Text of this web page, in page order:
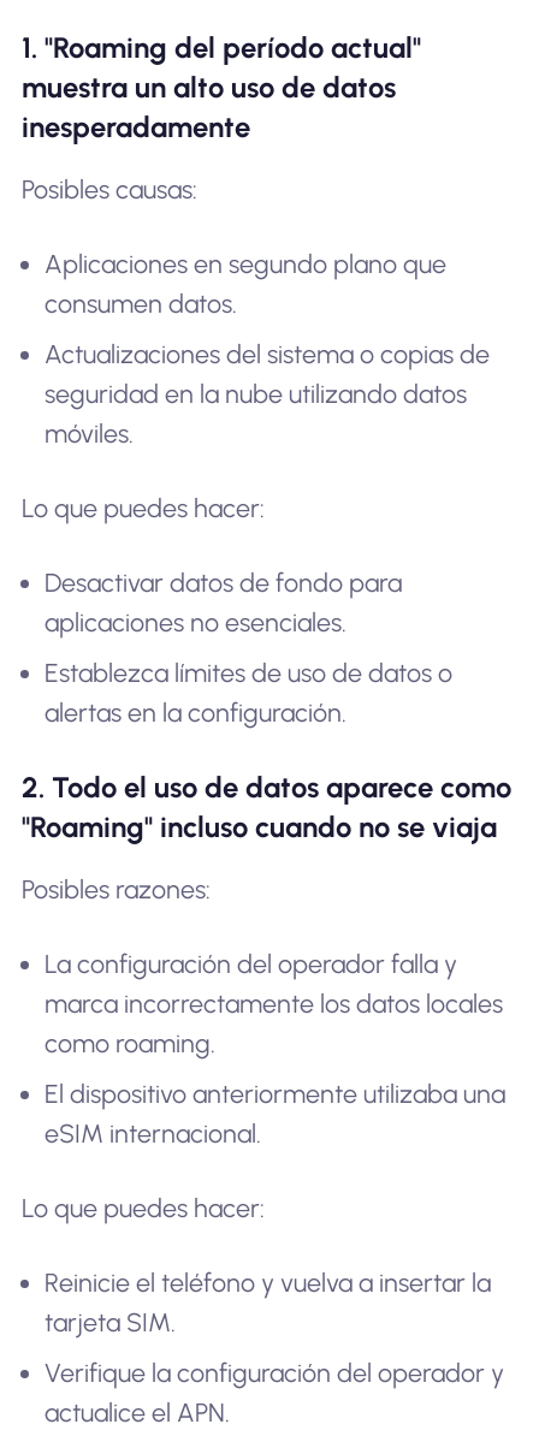
1. "Roaming del período actual"
muestra un alto uso de datos
inesperadamente
Posibles causas:
Aplicaciones en segundo plano que
consumen datos.
Actualizaciones del sistema o copias de
seguridad en la nube utilizando datos
móviles.
Lo que puedes hacer:
Desactivar datos de fondo para
aplicaciones no esenciales.
Establezca límites de uso de datos o
alertas en la configuración.
2. Todo el uso de datos aparece como
"Roaming" incluso cuando no se viaja
Posibles razones:
La configuración del operador falla y
marca incorrectamente los datos locales
como roaming.
El dispositivo anteriormente utilizaba una
eSIM internacional.
Lo que puedes hacer:
Reinicie el teléfono y vuelva a insertar la
tarjeta SIM.
Verifique la configuración del operador y
actualice el APN.